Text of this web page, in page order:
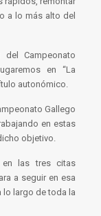
a lo más alto del
Campeonato
en “La
autonómico.
Gallego
en estas
objetivo.
las tres citas
a seguir en esa
lo largo de toda la